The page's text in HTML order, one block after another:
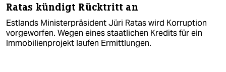
Ratas kündigt Rücktritt an
Estlands Ministerpräsident Jüri Ratas wird Korruption
vorgeworfen. Wegen eines staatlichen Kredits für ein
Immobilienprojekt laufen Ermittlungen.